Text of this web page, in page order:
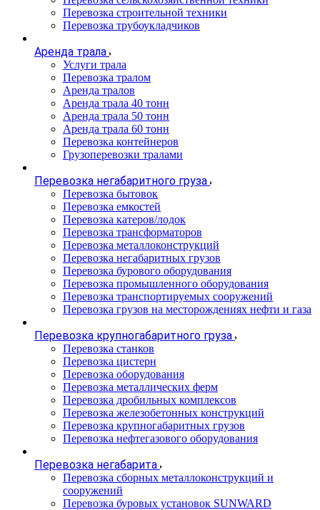
Перевозка строительной техники
Перевозка трубоукладчиков
Аренда трала
Услуги трала
Перевозка тралом
Аренда тралов
Аренда трала 40 тонн
Аренда трала 50 тонн
Аренда трала 60 тонн
Перевозка контейнеров
Грузоперевозки тралами
Перевозка негабаритного груза
Перевозка бытовок
Перевозка емкостей
Перевозка катеров/лодок
Перевозка трансформаторов
Перевозка металлоконструкций
Перевозка негабаритных грузов
Перевозка бурового оборудования
Перевозка промышленного оборудования
Перевозка транспортируемых сооружений
Перевозка грузов на месторождениях нефти и газа
Перевозка крупногабаритного груза
Перевозка станков
Перевозка цистерн
Перевозка оборудования
Перевозка металлических ферм
Перевозка дробильных комплексов
Перевозка железобетонных конструкций
Перевозка крупногабаритных грузов
Перевозка нефтегазового оборудования
Перевозка негабарита
Перевозка сборных металлоконструкций и
сооружений
Перевозка буровых установок SUNWARD